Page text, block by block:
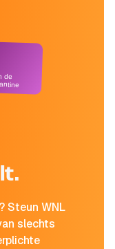
Steun WNL
slechts
de